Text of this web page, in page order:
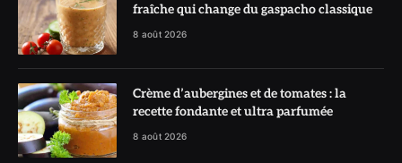
fraîche qui change du gaspacho classique
8 août 2026
Crème d’aubergines et de tomates : la
recette fondante et ultra parfumée
8 août 2026